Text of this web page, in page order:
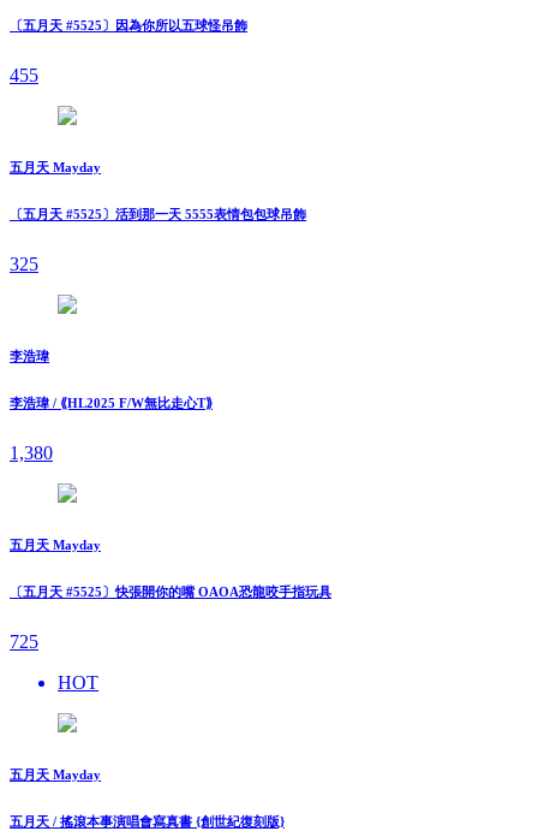
〔五月天 #5525〕因為你所以五球怪吊飾
455
五月天 Mayday
〔五月天 #5525〕活到那一天 5555表情包包球吊飾
325
李浩瑋
李浩瑋 / ⟪HL2025 F/W無比走⼼T⟫
1,380
五月天 Mayday
〔五月天 #5525〕快張開你的嘴 OAOA恐龍咬手指玩具
725
HOT
五月天 Mayday
五月天 / 搖滾本事演唱會寫真書 {創世紀復刻版}